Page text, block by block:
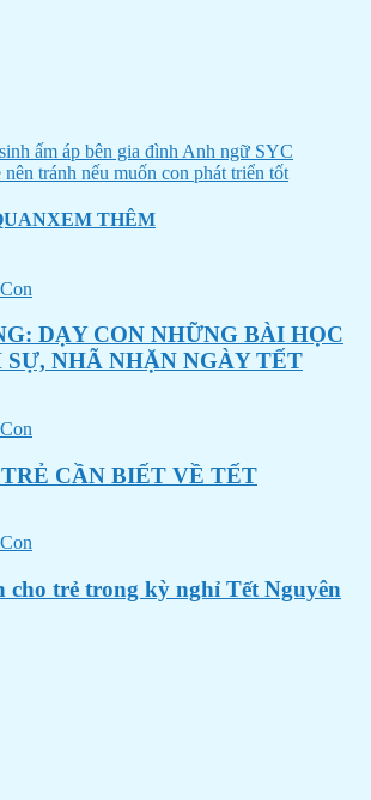
ấm áp bên gia đình Anh ngữ SYC
nên tránh nếu muốn con phát triển tốt
XEM THÊM
DẠY CON NHỮNG BÀI HỌC
NHÃ NHẶN NGÀY TẾT
CẦN BIẾT VỀ TẾT
cho trẻ trong kỳ nghỉ Tết Nguyên